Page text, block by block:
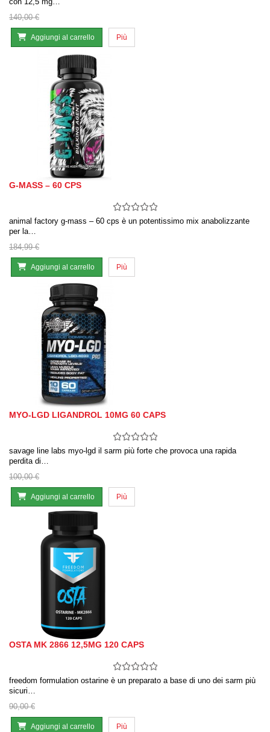
140,00 €
Aggiungi al carrello Più
G-MASS – 60 CPS
animal factory g-mass – 60 cps è un potentissimo mix anabolizzante
per la…
184,99 €
Aggiungi al carrello Più
MYO-LGD LIGANDROL 10MG 60 CAPS
savage line labs myo-lgd il sarm più forte che provoca una rapida
perdita di…
100,00 €
Aggiungi al carrello Più
OSTA MK 2866 12,5MG 120 CAPS
freedom formulation ostarine è un preparato a base di uno dei sarm più
sicuri…
90,00 €
Aggiungi al carrello Più